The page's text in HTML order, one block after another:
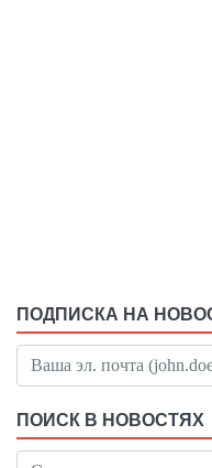
ПОДПИСКА НА
ПОИСК В НОВОСТЯХ